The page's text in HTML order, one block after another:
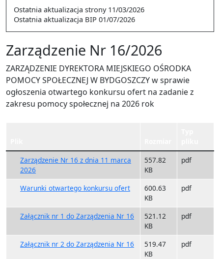
Zarządzenie Nr 16/2026
ZARZĄDZENIE DYREKTORA MIEJSKIEGO OŚRODKA
POMOCY SPOŁECZNEJ W BYDGOSZCZY w sprawie
ogłoszenia otwartego konkursu ofert na zadanie z
zakresu pomocy społecznej na 2026 rok
Zarządzenie Nr 16 z dnia 11 marca
2026
557.82
KB
pdf
Warunki otwartego konkursu ofert
600.63
KB
pdf
Załącznik nr 1 do Zarządzenia Nr 16
521.12
KB
pdf
Załącznik nr 2 do Zarządzenia Nr 16
519.47
KB
pdf
Ostatnia aktualizacja strony 11/03/2026
Ostatnia aktualizacja BIP 01/07/2026